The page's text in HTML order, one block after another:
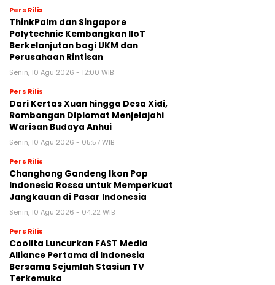
Pers Rilis
ThinkPalm dan Singapore
Polytechnic Kembangkan IIoT
Berkelanjutan bagi UKM dan
Perusahaan Rintisan
Senin, 10 Agu 2026 - 12:00 WIB
Pers Rilis
Dari Kertas Xuan hingga Desa Xidi,
Rombongan Diplomat Menjelajahi
Warisan Budaya Anhui
Senin, 10 Agu 2026 - 05:57 WIB
Pers Rilis
Changhong Gandeng Ikon Pop
Indonesia Rossa untuk Memperkuat
Jangkauan di Pasar Indonesia
Senin, 10 Agu 2026 - 04:22 WIB
Pers Rilis
Coolita Luncurkan FAST Media
Alliance Pertama di Indonesia
Bersama Sejumlah Stasiun TV
Terkemuka